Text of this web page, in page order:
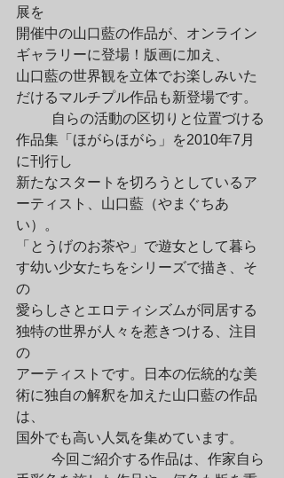
展を
開催中の山口藍の作品が、オンライン
ギャラリーに登場！版画に加え、
山口藍の世界観を立体でお楽しみいた
だけるマルチプル作品も新登場です。
作品集「ほがらほがら」を2010年7月
に刊行し
新たなスタートを切ろうとしているア
ーティスト、山口藍（やまぐちあ
い）。
「とうげのお茶や」で遊女として暮ら
す幼い少女たちをシリーズで描き、そ
の
愛らしさとエロティシズムが同居する
独特の世界が人々を惹きつける、注目
の
アーティストです。日本の伝統的な美
術に独自の解釈を加えた山口藍の作品
は、
国外でも高い人気を集めています。